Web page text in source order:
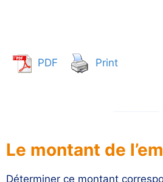
PDF Print
Le montant de
Déterminer ce montant